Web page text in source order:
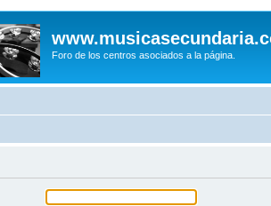
Foro de los centros asociados a la página.